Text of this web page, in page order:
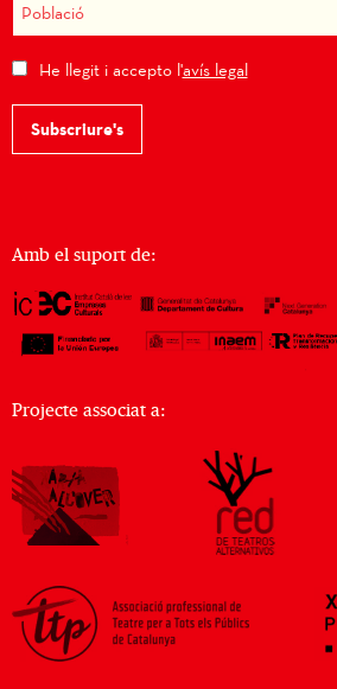
He llegit i accepto l'avís legal
Subscriure's
Amb el suport de:
Projecte associat a: